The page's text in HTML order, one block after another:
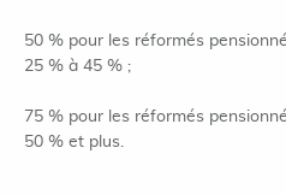
50 % pour les réformés
25 % à 45 % ;
75 % pour les réformés
50 % et plus.